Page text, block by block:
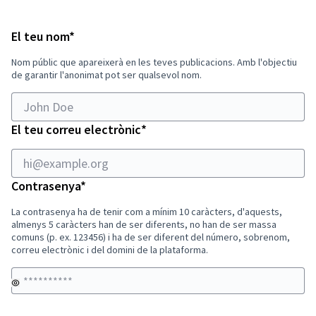
El teu nom*
Nom públic que apareixerà en les teves publicacions. Amb l'objectiu
de garantir l'anonimat pot ser qualsevol nom.
El teu correu electrònic*
hi@example.org
Contrasenya*
La contrasenya ha de tenir com a mínim 10 caràcters, d'aquests,
almenys 5 caràcters han de ser diferents, no han de ser massa
comuns (p. ex. 123456) i ha de ser diferent del número, sobrenom,
correu electrònic i del domini de la plataforma.